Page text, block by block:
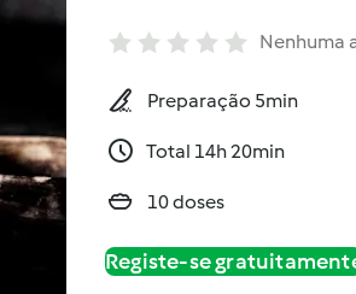
Nenhuma
Preparação 5min
Total 14h 20min
10 doses
Registe-se